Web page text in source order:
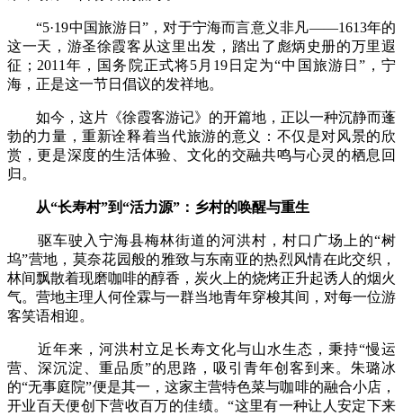
“5·19中国旅游日”，对于宁海而言意义非凡——1613年的
这一天，游圣徐霞客从这里出发，踏出了彪炳史册的万里遐
征；2011年，国务院正式将5月19日定为“中国旅游日”，宁
海，正是这一节日倡议的发祥地。
如今，这片《徐霞客游记》的开篇地，正以一种沉静而蓬
勃的力量，重新诠释着当代旅游的意义：不仅是对风景的欣
赏，更是深度的生活体验、文化的交融共鸣与心灵的栖息回
归。
从“长寿村”到“活力源”：乡村的唤醒与重生
驱车驶入宁海县梅林街道的河洪村，村口广场上的“树
坞”营地，莫奈花园般的雅致与东南亚的热烈风情在此交织，
林间飘散着现磨咖啡的醇香，炭火上的烧烤正升起诱人的烟火
气。营地主理人何佺霖与一群当地青年穿梭其间，对每一位游
客笑语相迎。
近年来，河洪村立足长寿文化与山水生态，秉持“慢运
营、深沉淀、重品质”的思路，吸引青年创客到来。朱璐冰
的“无事庭院”便是其一，这家主营特色菜与咖啡的融合小店，
开业百天便创下营收百万的佳绩。“这里有一种让人安定下来